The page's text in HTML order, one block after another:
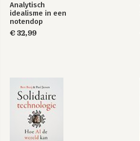
Analytisch
idealisme in een
notendop
€ 32,99